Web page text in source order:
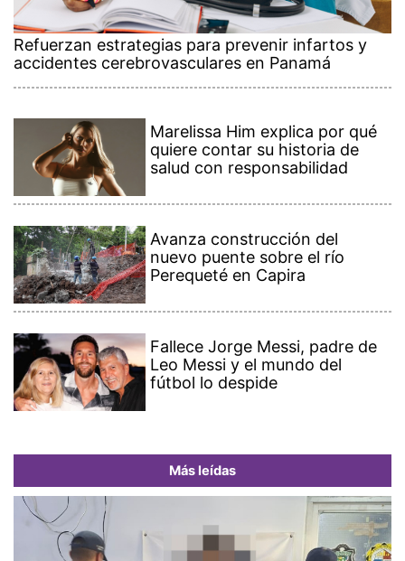
Refuerzan estrategias para prevenir infartos y
accidentes cerebrovasculares en Panamá
Marelissa Him explica por qué
quiere contar su historia de
salud con responsabilidad
Avanza construcción del
nuevo puente sobre el río
Perequeté en Capira
Fallece Jorge Messi, padre de
Leo Messi y el mundo del
fútbol lo despide
Más leídas